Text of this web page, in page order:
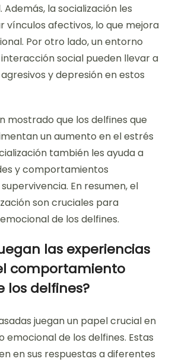
Además, la socialización les
vínculos afectivos, lo que mejora
Por otro lado, un entorno
social pueden llevar a
y depresión en estos
mostrado que los delfines que
un aumento en el estrés
también les ayuda a
y comportamientos
En resumen, el
son cruciales para
de los delfines.
las experiencias
comportamiento
los delfines?
juegan un papel crucial en
de los delfines. Estas
en sus respuestas a diferentes